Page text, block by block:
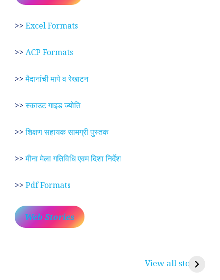
>> Excel Formats
>> ACP Formats
>>मैदानांची मापे व रेखाटन
>>स्काउट गाइड ज्योति
>>शिक्षण सहायक सामग्री पुस्तक
>>मीना मेला गतिविधि एवम दिशा निर्देश
>> Pdf Formats
Web Stories
View all stories
रामसा पीर, रुणेचा रा